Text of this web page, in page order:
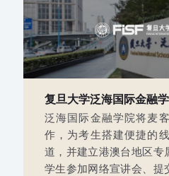
复旦大学泛海国际金融
泛海国际金融学院将麦
作，为考生搭建便捷的
道，并建立港澳台地区专
学生参加网络宣讲会、提